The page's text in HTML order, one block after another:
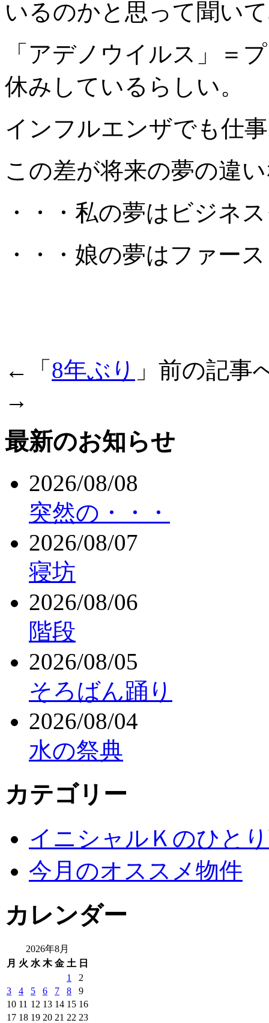
いるのかと思って聞い
「アデノウイルス」＝
休みしているらしい。
インフルエンザでも仕
この差が将来の夢の違
・・・私の夢はビジネ
・・・娘の夢はファー
←「 8年ぶり 」前の記
→
最新のお知らせ
2026/08/08
突然の・・・
2026/08/07
寝坊
2026/08/06
階段
2026/08/05
そろばん踊り
2026/08/04
水の祭典
カテゴリー
イニシャルＫのひと
今月のオススメ物件
カレンダー
2026年8月
月 火 水 木 金 土 日
1
2
3
4 5 6 7 8
9
10 11 12 13 14 15 16
17 18 19 20 21 22 23